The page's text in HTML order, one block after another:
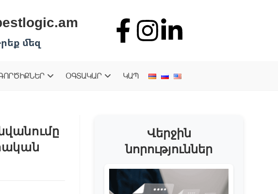
մեզ
ՕԳՏԱԿԱՐ ԿԱՊ
Վերջին
նորություններ